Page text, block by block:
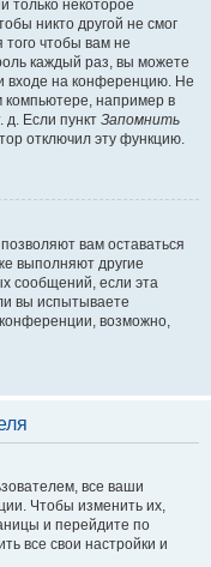
только некоторое
никто другой не смог
того чтобы вам не
каждый раз, вы можете
входе на конференцию. Не
компьютере, например в
д. Если пункт Запомнить
отключил эту функцию.
вам оставаться
выполняют другие
сообщений, если эта
вы испытываете
возможно,
все ваши
Чтобы изменить их,
и перейдите по
все свои настройки и